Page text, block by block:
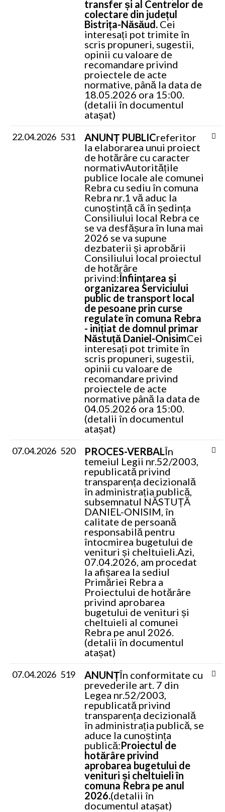
transfer și al Centrelor de
colectare din județul
Bistrița-Năsăud. Cei
interesați pot trimite în
scris propuneri, sugestii,
opinii cu valoare de
recomandare privind
proiectele de acte
normative, până la data de
18.05.2026 ora 15:00.
(detalii în documentul
atașat)
22.04.2026 531 ANUNȚ PUBLICreferitor
la elaborarea unui proiect
de hotărâre cu caracter
normativAutoritățile
publice locale ale comunei
Rebra cu sediu în comuna
Rebra nr.1 vă aduc la
cunoștință că în ședința
Consiliului local Rebra ce
se va desfășura în luna mai
2026 se va supune
dezbaterii și aprobării
Consiliului local proiectul
de hotărâre
privind:Înființarea și
organizarea Serviciului
public de transport local
de pesoane prin curse
regulate în comuna Rebra
- inițiat de domnul primar
Năstuță Daniel-OnisimCei
interesați pot trimite în
scris propuneri, sugestii,
opinii cu valoare de
recomandare privind
proiectele de acte
normative până la data de
04.05.2026 ora 15:00.
(detalii în documentul
atașat)
07.04.2026 520 PROCES-VERBALÎn
temeiul Legii nr.52/2003,
republicată privind
transparența decizională
în administrația publică,
subsemnatul NĂSTUȚĂ
DANIEL-ONISIM, în
calitate de persoană
responsabilă pentru
întocmirea bugetului de
venituri și cheltuieli.Azi,
07.04.2026, am procedat
la afișarea la sediul
Primăriei Rebra a
Proiectului de hotărâre
privind aprobarea
bugetului de venituri și
cheltuieli al comunei
Rebra pe anul 2026.
(detalii în documentul
atașat)
07.04.2026 519 ANUNȚÎn conformitate cu
prevederile art. 7 din
Legea nr.52/2003,
republicată privind
transparența decizională
în administrația publică, se
aduce la cunoștința
publică:Proiectul de
hotărâre privind
aprobarea bugetului de
venituri și cheltuieli în
comuna Rebra pe anul
2026.(detalii în
documentul atașat)